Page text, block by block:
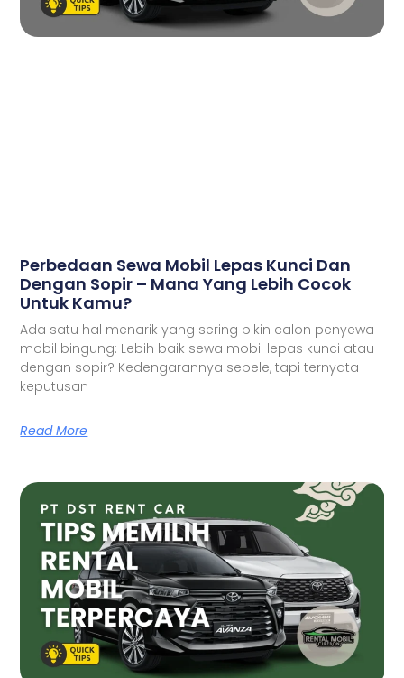
Perbedaan Sewa Mobil Lepas Kunci Dan
Dengan Sopir – Mana Yang Lebih Cocok
Untuk Kamu?
Ada satu hal menarik yang sering bikin calon penyewa
mobil bingung: Lebih baik sewa mobil lepas kunci atau
dengan sopir? Kedengarannya sepele, tapi ternyata
keputusan
Read More